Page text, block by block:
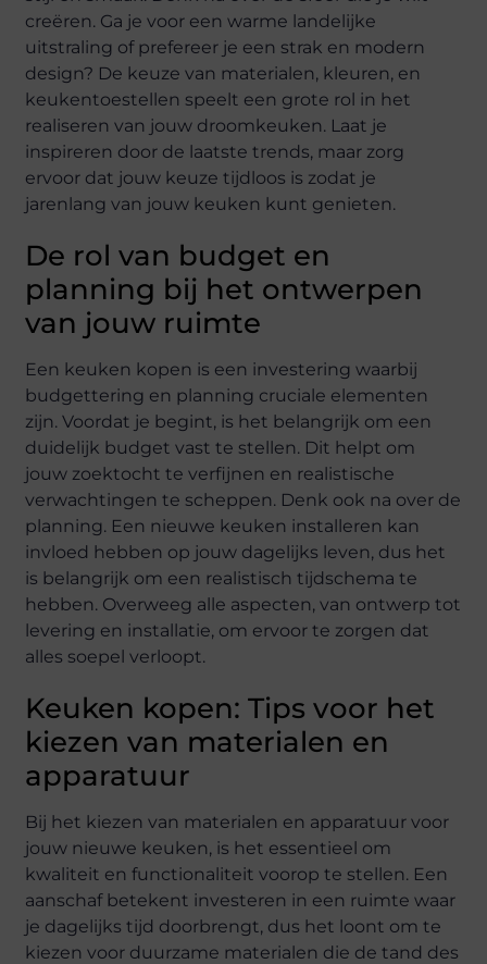
creëren. Ga je voor een warme landelijke
uitstraling of prefereer je een strak en modern
design? De keuze van materialen, kleuren, en
keukentoestellen speelt een grote rol in het
realiseren van jouw droomkeuken. Laat je
inspireren door de laatste trends, maar zorg
ervoor dat jouw keuze tijdloos is zodat je
jarenlang van jouw keuken kunt genieten.
De rol van budget en
planning bij het ontwerpen
van jouw ruimte
Een keuken kopen is een investering waarbij
budgettering en planning cruciale elementen
zijn. Voordat je begint, is het belangrijk om een
duidelijk budget vast te stellen. Dit helpt om
jouw zoektocht te verfijnen en realistische
verwachtingen te scheppen. Denk ook na over de
planning. Een nieuwe keuken installeren kan
invloed hebben op jouw dagelijks leven, dus het
is belangrijk om een realistisch tijdschema te
hebben. Overweeg alle aspecten, van ontwerp tot
levering en installatie, om ervoor te zorgen dat
alles soepel verloopt.
Keuken kopen: Tips voor het
kiezen van materialen en
apparatuur
Bij het kiezen van materialen en apparatuur voor
jouw nieuwe keuken, is het essentieel om
kwaliteit en functionaliteit voorop te stellen. Een
aanschaf betekent investeren in een ruimte waar
je dagelijks tijd doorbrengt, dus het loont om te
kiezen voor duurzame materialen die de tand des